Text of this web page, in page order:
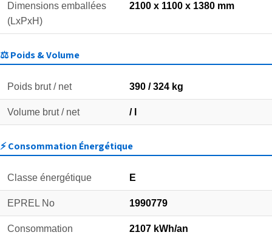
Dimensions emballées
(LxPxH)
2100 x 1100 x 1380 mm
⚖️ Poids & Volume
Poids brut / net 390 / 324 kg
Volume brut / net / l
⚡ Consommation Énergétique
Classe énergétique E
EPREL No 1990779
Consommation
2107 kWh/an